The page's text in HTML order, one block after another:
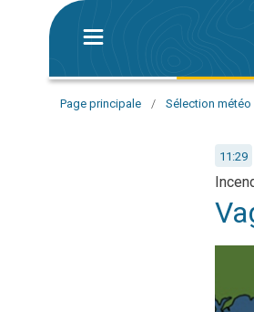
Page principale / Sélection météo
11:29